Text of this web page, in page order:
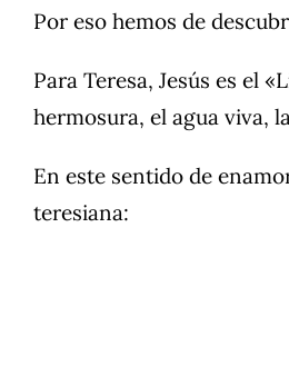
Por eso hemos de
Para Teresa, Jesús es el
hermosura, el agua viva,
En este sentido de
teresiana: